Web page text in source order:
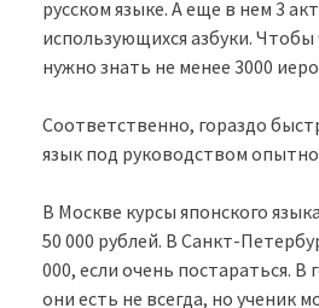
русском языке. А еще в нем 3
использующихся азбуки.
нужно знать не менее 3000
Соответственно, гораздо
язык под руководством
В Москве курсы японского
50 000 рублей. В Санкт-
000, если очень постараться.
они есть не всегда, но ученик